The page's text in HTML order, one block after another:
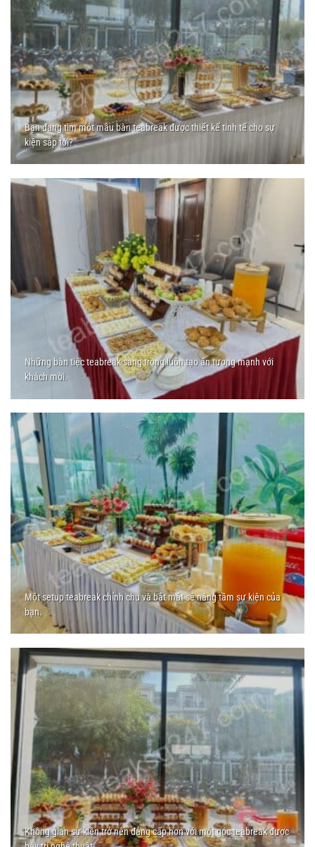
Bạn đang tìm một mẫu bàn teabreak được thiết kế tinh tế cho sự
kiện sắp tới?
Những bàn tiệc teabreak sang trọng luôn tạo ấn tượng mạnh với
khách mời.
Một setup teabreak chỉnh chu và bắt mắt sẽ nâng tầm sự kiện của
bạn.
Không gian sự kiện trở nên đẳng cấp hơn với một góc teabreak được